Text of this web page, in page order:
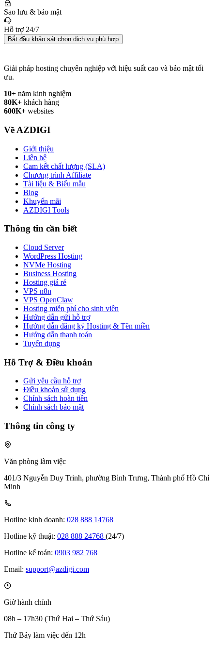
Sao lưu & bảo mật
Hỗ trợ 24/7
Bắt đầu khảo sát chọn dịch vụ phù hợp
Giải pháp hosting chuyên nghiệp với hiệu suất cao và bảo mật tối
ưu.
10+ năm kinh nghiệm
80K+ khách hàng
600K+ websites
Về AZDIGI
Giới thiệu
Liên hệ
Cam kết chất lượng (SLA)
Chương trình Affiliate
Tài liệu & Biểu mẫu
Blog
Khuyến mãi
AZDIGI Tools
Thông tin cần biết
Cloud Server
WordPress Hosting
NVMe Hosting
Business Hosting
Hosting giá rẻ
VPS n8n
VPS OpenClaw
Hosting miễn phí cho sinh viên
Hướng dẫn gửi hỗ trợ
Hướng dẫn đăng ký Hosting & Tên miền
Hướng dẫn thanh toán
Tuyển dụng
Hỗ Trợ & Điều khoản
Gửi yêu cầu hỗ trợ
Điều khoản sử dụng
Chính sách hoàn tiền
Chính sách bảo mật
Thông tin công ty
Văn phòng làm việc
401/3 Nguyễn Duy Trinh, phường Bình Trưng, Thành phố Hồ Chí
Minh
Hotline kinh doanh: 028 888 14768
Hotline kỹ thuật: 028 888 24768 (24/7)
Hotline kế toán: 0903 982 768
Email: support@azdigi.com
Giờ hành chính
08h – 17h30 (Thứ Hai – Thứ Sáu)
Thứ Bảy làm việc đến 12h